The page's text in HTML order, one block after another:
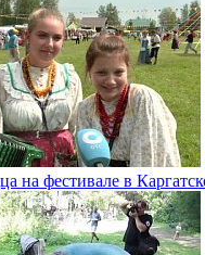
на фестивале в